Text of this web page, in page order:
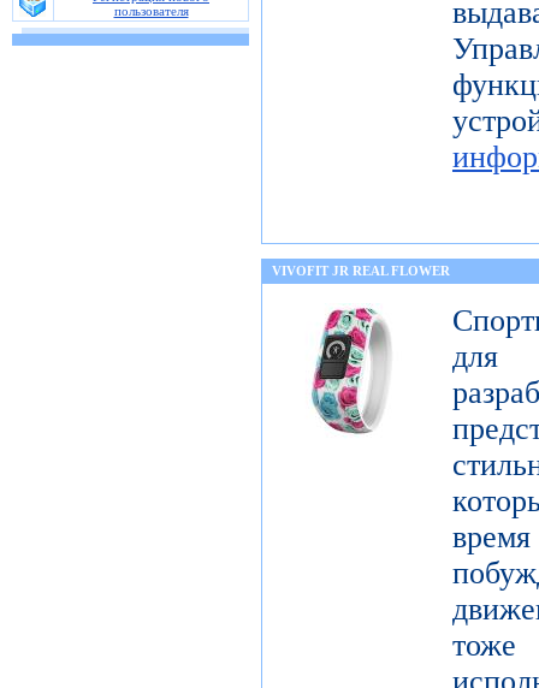
пользователя
VIVOFIT JR REAL FLOWER
для
тоже